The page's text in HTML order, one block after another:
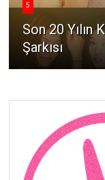
5
Son 20 Yılın
Şarkısı